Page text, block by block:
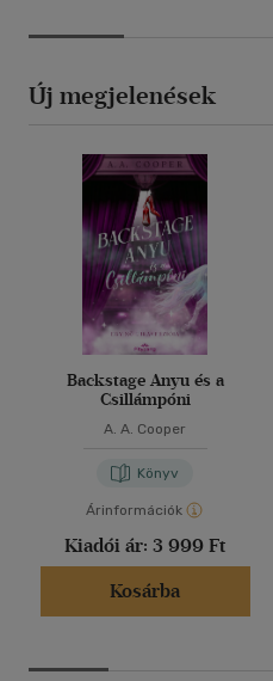
Új megjelenések
Backstage Anyu és a
Csillámpóni
A. A. Cooper
Könyv
Árinformációk
Kiadói ár: 3 999 Ft
Kosárba